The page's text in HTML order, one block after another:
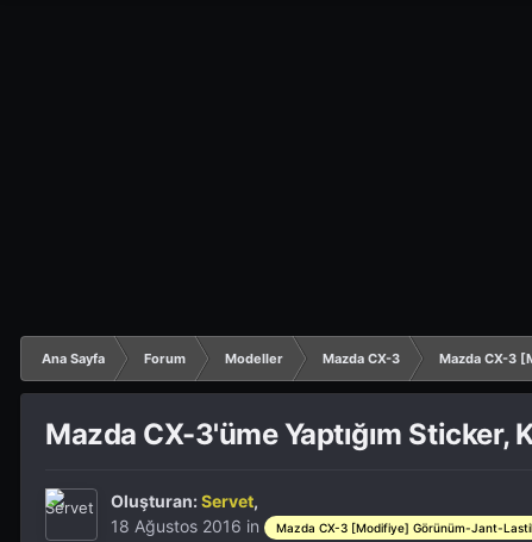
Ana Sayfa Forum Modeller Mazda CX-3 Mazda CX-3
Mazda CX-3'üme Yaptığım Sticker,
Oluşturan:Servet,
18 Ağustos 2016 in Mazda CX-3 [Modifiye] Görünüm-Jant-